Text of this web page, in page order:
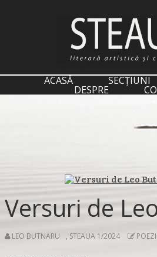
ACASĂ SECȚIUNI
DESPRE
Versuri de
LEO BUTNARU , STEAUA 1/2024